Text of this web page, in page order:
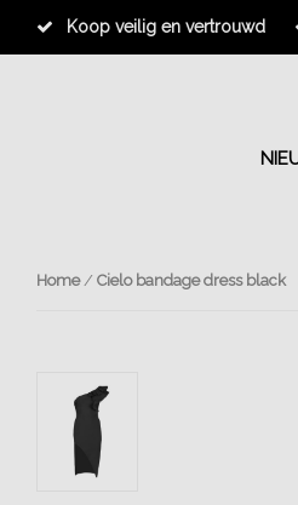
Koop veilig en vertrouwd
Home/ Cielo bandage dress black